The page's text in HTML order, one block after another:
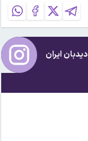
دیدبان ایران